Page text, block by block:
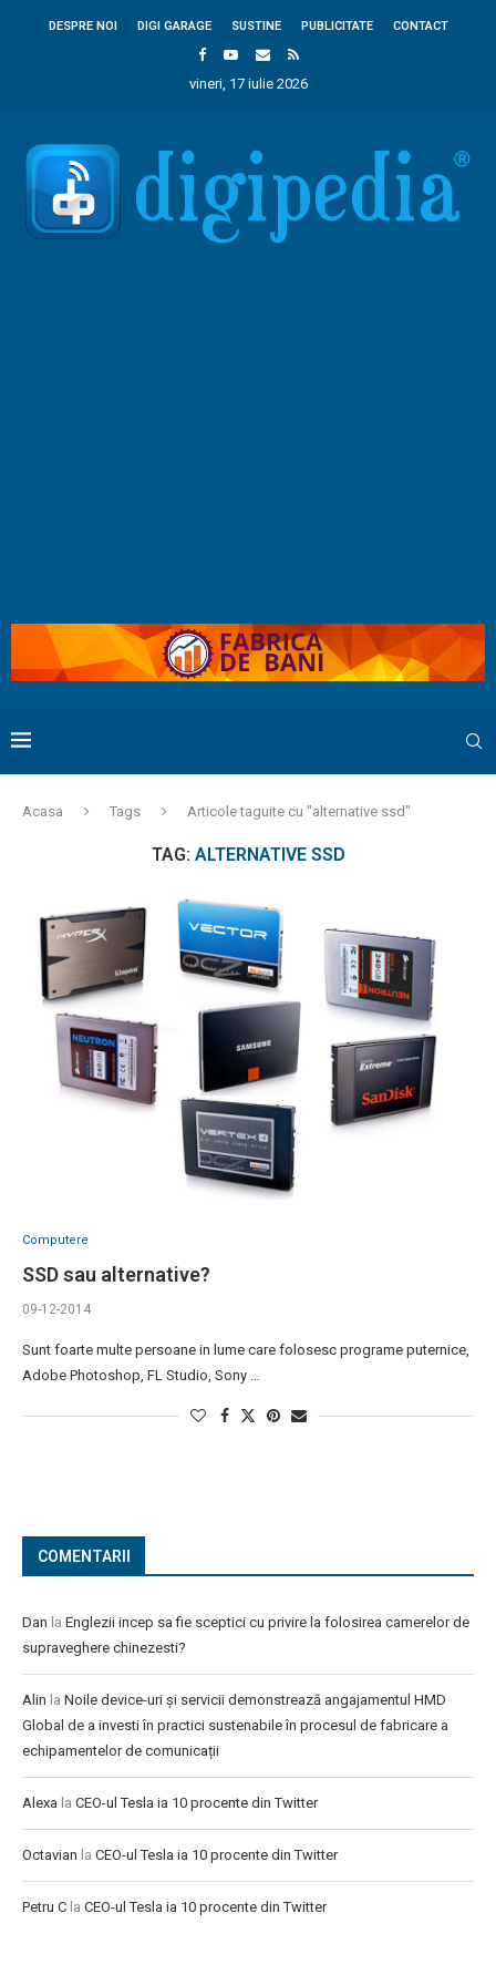
DESPRE NOI DIGI GARAGE SUSTINE PUBLICITATE CONTACT
vineri, 17 iulie 2026
Acasa Tags Articole taguite cu "alternative ssd"
TAG: ALTERNATIVE SSD
Computere
SSD sau alternative?
09-12-2014
Sunt foarte multe persoane in lume care folosesc programe puternice,
Adobe Photoshop, FL Studio, Sony …
COMENTARII
Dan la Englezii incep sa fie sceptici cu privire la folosirea camerelor de
supraveghere chinezesti?
Alin la Noile device-uri și servicii demonstrează angajamentul HMD
Global de a investi în practici sustenabile în procesul de fabricare a
echipamentelor de comunicații
Alexa la CEO-ul Tesla ia 10 procente din Twitter
Octavian la CEO-ul Tesla ia 10 procente din Twitter
Petru C la CEO-ul Tesla ia 10 procente din Twitter